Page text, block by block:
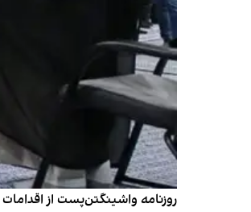
روزنامه واشینگتن‌پست از